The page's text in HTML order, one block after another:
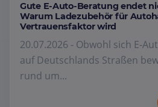
Gute E-Auto-Beratung endet
Warum Ladezubehör für
Vertrauensfaktor wird
20.07.2026 - Obwohl sich E-
auf Deutschlands Straßen
rund um...